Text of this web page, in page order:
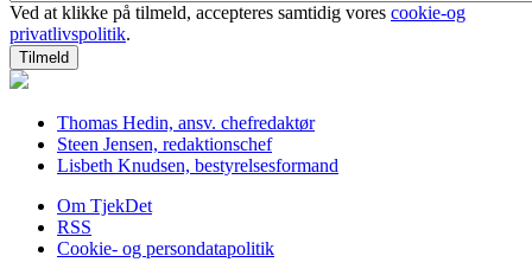
Ved at klikke på tilmeld, accepteres samtidig vores cookie-og
privatlivspolitik.
Thomas Hedin, ansv. chefredaktør
Steen Jensen, redaktionschef
Lisbeth Knudsen, bestyrelsesformand
Om TjekDet
RSS
Cookie- og persondatapolitik